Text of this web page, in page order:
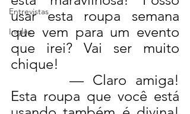
Entrevistas
Inglês
usar esta roupa semana
que vem para um evento
que irei? Vai ser muito
chique!
— Claro amiga!
Esta roupa que você está